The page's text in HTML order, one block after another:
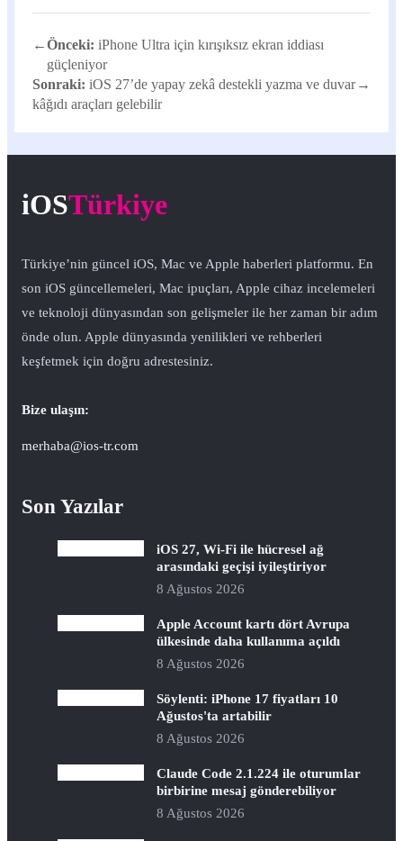
←Önceki: iPhone Ultra için kırışıksız ekran iddiası
güçleniyor
Sonraki: iOS 27’de yapay zekâ destekli yazma ve duvar
kâğıdı araçları gelebilir
→
iOSTürkiye
Türkiye’nin güncel iOS, Mac ve Apple haberleri platformu. En
son iOS güncellemeleri, Mac ipuçları, Apple cihaz incelemeleri
ve teknoloji dünyasından son gelişmeler ile her zaman bir adım
önde olun. Apple dünyasında yenilikleri ve rehberleri
keşfetmek için doğru adrestesiniz.
Bize ulaşın:
merhaba@ios-tr.com
Son Yazılar
iOS 27, Wi-Fi ile hücresel ağ
arasındaki geçişi iyileştiriyor
8 Ağustos 2026
Apple Account kartı dört Avrupa
ülkesinde daha kullanıma açıldı
8 Ağustos 2026
Söylenti: iPhone 17 fiyatları 10
Ağustos'ta artabilir
8 Ağustos 2026
Claude Code 2.1.224 ile oturumlar
birbirine mesaj gönderebiliyor
8 Ağustos 2026